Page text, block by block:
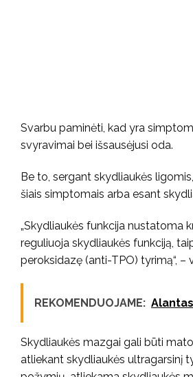
Svarbu paminėti, kad yra
svyravimai bei išsausėjusi oda.
Be to, sergant skydliaukės
šiais simptomais arba esant
„Skydliaukės funkcija nustatoma
reguliuoja skydliaukės funkciją,
peroksidazę (anti-TPO) tyrimą“, –
REKOMENDUOJAME:
Skydliaukės mazgai gali būti
atliekant skydliaukės ultragarsinį